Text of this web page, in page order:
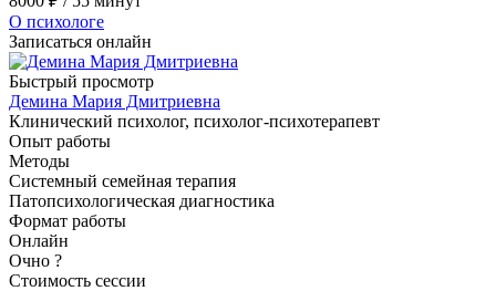
О психологе
Записаться онлайн
Быстрый просмотр
Демина Мария Дмитриевна
Клинический психолог, психолог-психотерапевт
Опыт работы
Методы
Системный семейная терапия
Патопсихологическая диагностика
Формат работы
Онлайн
Очно ?
Стоимость сессии